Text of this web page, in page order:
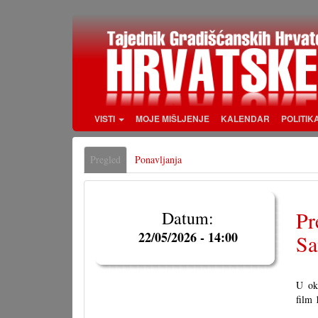
VISTI MOJE MIŠLJENJE KALENDAR
Primarne
oznake
Pregled (aktivna
oznaka)
Ponavljanja
Datum:
22/05/2026 - 14:00
U
film